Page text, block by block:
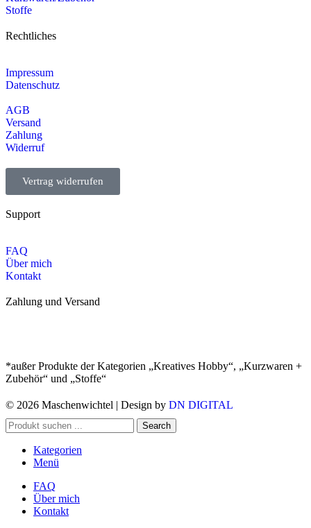
Stoffe
Rechtliches
Impressum
Datenschutz
AGB
Versand
Zahlung
Widerruf
Vertrag widerrufen
Support
FAQ
Über mich
Kontakt
Zahlung und Versand
*außer Produkte der Kategorien „Kreatives Hobby“, „Kurzwaren +
Zubehör“ und „Stoffe“
© 2026 Maschenwichtel | Design by DN DIGITAL
Search
Kategorien
Menü
FAQ
Über mich
Kontakt